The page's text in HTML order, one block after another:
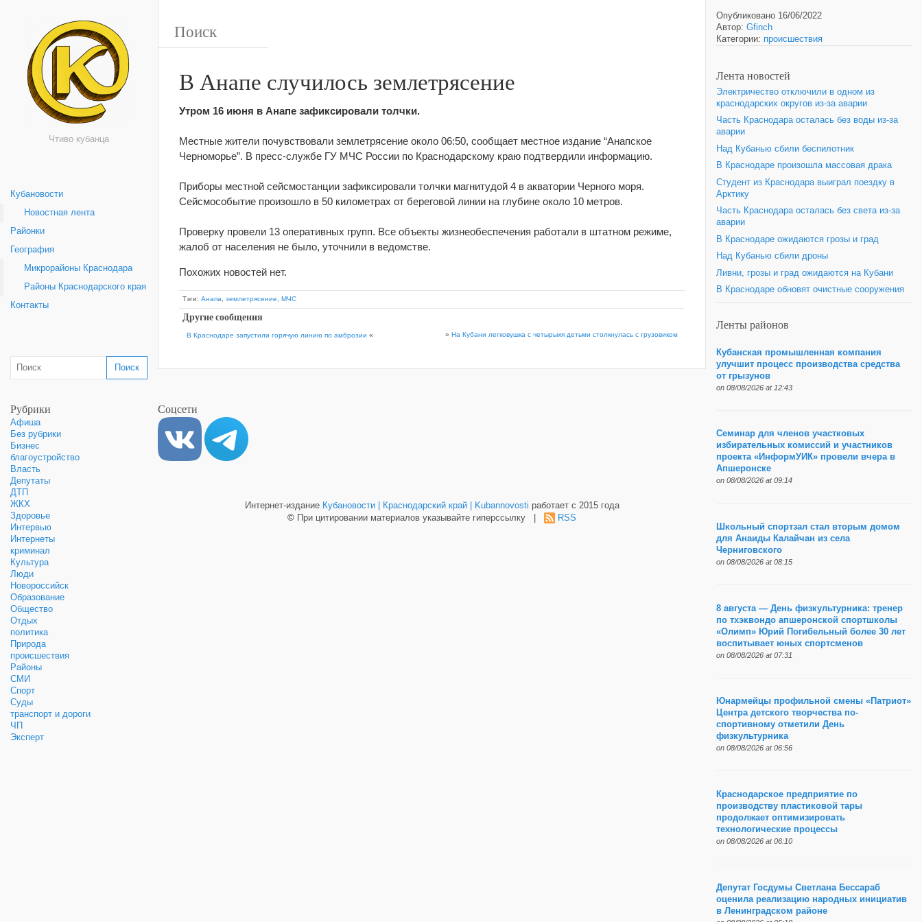
Чтиво кубанца
Кубановости
Новостная лента
Районки
География
Микрорайоны Краснодара
Районы Краснодарского края
Контакты
Рубрики
Афиша
Без рубрики
Бизнес
благоустройство
Власть
Депутаты
ДТП
ЖКХ
Здоровье
Интервью
Интернеты
криминал
Культура
Люди
Новороссийск
Образование
Общество
Отдых
политика
Природа
происшествия
Районы
СМИ
Спорт
Суды
транспорт и дороги
ЧП
Эксперт
В Анапе случилось землетрясение
Утром 16 июня в Анапе зафиксировали толчки.
Местные жители почувствовали землетрясение около 06:50, сообщает местное издание “Анапское
Черноморье”. В пресс-службе ГУ МЧС России по Краснодарскому краю подтвердили информацию.
Приборы местной сейсмостанции зафиксировали толчки магнитудой 4 в акватории Черного моря.
Сейсмособытие произошло в 50 километрах от береговой линии на глубине около 10 метров.
Проверку провели 13 оперативных групп. Все объекты жизнеобеспечения работали в штатном режиме,
жалоб от населения не было, уточнили в ведомстве.
Похожих новостей нет.
Тэги: Анапа землетрясение МЧС
Другие сообщения
В Краснодаре запустили горячую линию по амброзии « » На Кубани легковушка с четырьмя детьми столкнулась с грузовиком
Опубликовано 16/06/2022
Автор: Gfinch
Категории: происшествия
Лента новостей
Электричество отключили в одном из
краснодарских округов из-за аварии
Часть Краснодара осталась без воды из-за
аварии
Над Кубанью сбили беспилотник
В Краснодаре произошла массовая драка
Студент из Краснодара выиграл поездку в
Арктику
Часть Краснодара осталась без света из-за
аварии
В Краснодаре ожидаются грозы и град
Над Кубанью сбили дроны
Ливни, грозы и град ожидаются на Кубани
В Краснодаре обновят очистные сооружения
Ленты районов
Кубанская промышленная компания
улучшит процесс производства средства
от грызунов
on 08/08/2026 at 12:43
Семинар для членов участковых
избирательных комиссий и участников
проекта «ИнформУИК» провели вчера в
Апшеронске
on 08/08/2026 at 09:14
Школьный спортзал стал вторым домом
для Анаиды Калайчан из села
Черниговского
on 08/08/2026 at 08:15
8 августа — День физкультурника: тренер
по тхэквондо апшеронской спортшколы
«Олимп» Юрий Погибельный более 30 лет
воспитывает юных спортсменов
on 08/08/2026 at 07:31
Юнармейцы профильной смены «Патриот»
Центра детского творчества по-
спортивному отметили День
физкультурника
on 08/08/2026 at 06:56
Краснодарское предприятие по
производству пластиковой тары
продолжает оптимизировать
технологические процессы
on 08/08/2026 at 06:10
Депутат Госдумы Светлана Бессараб
оценила реализацию народных инициатив
в Ленинградском районе
Соцсети
Интернет-издание Кубановости | Краснодарский край | Kubannovosti работает с 2015 года
© При цитировании материалов указывайте гиперссылку | RSS